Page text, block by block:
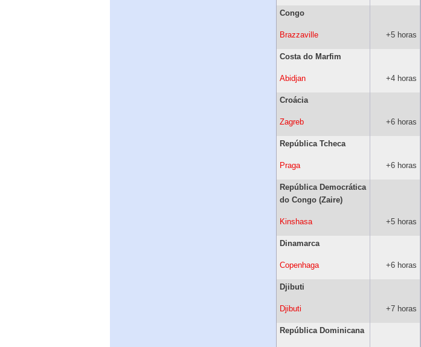
Congo
Brazzaville +5 horas
Costa do Marfim
Abidjan +4 horas
Croácia
Zagreb +6 horas
República Tcheca
Praga +6 horas
República Democrática
do Congo (Zaire)
Kinshasa +5 horas
Dinamarca
Copenhaga +6 horas
Djibuti
Djibuti +7 horas
República Dominicana